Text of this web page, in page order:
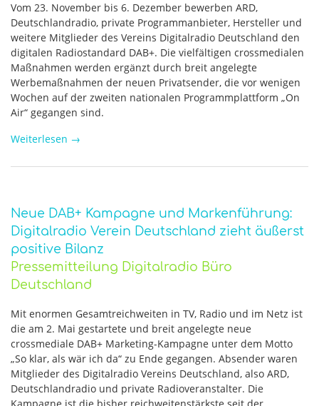
Vom 23. November bis 6. Dezember bewerben ARD,
Deutschlandradio, private Programmanbieter, Hersteller und
weitere Mitglieder des Vereins Digitalradio Deutschland den
digitalen Radiostandard DAB+. Die vielfältigen crossmedialen
Maßnahmen werden ergänzt durch breit angelegte
Werbemaßnahmen der neuen Privatsender, die vor wenigen
Wochen auf der zweiten nationalen Programmplattform „On
Air“ gegangen sind.
Weiterlesen →
Neue DAB+ Kampagne und Markenführung:
Digitalradio Verein Deutschland zieht äußerst
positive Bilanz
Pressemitteilung Digitalradio Büro
Deutschland
Mit enormen Gesamtreichweiten in TV, Radio und im Netz ist
die am 2. Mai gestartete und breit angelegte neue
crossmediale DAB+ Marketing-Kampagne unter dem Motto
„So klar, als wär ich da“ zu Ende gegangen. Absender waren
Mitglieder des Digitalradio Vereins Deutschland, also ARD,
Deutschlandradio und private Radioveranstalter. Die